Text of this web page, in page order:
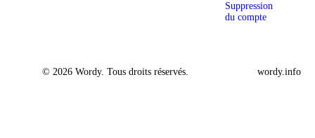
Suppression
du compte
© 2026 Wordy. Tous droits réservés. wordy.info